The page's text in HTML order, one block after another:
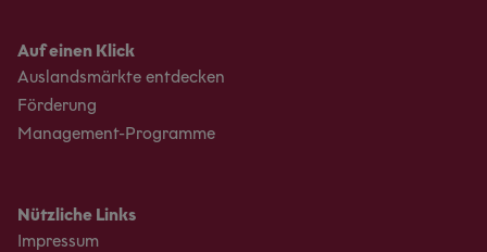
Auf einen Klick
Auslandsmärkte entdecken
Förderung
Management-Programme
Nützliche Links
Impressum